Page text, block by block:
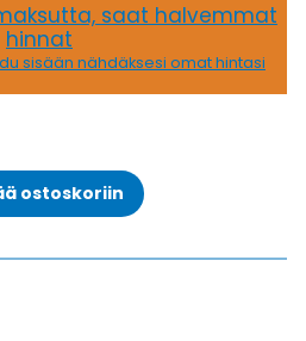
saat halvemmat
hinnat
sisään nähdäksesi omat hintasi
ostoskoriin